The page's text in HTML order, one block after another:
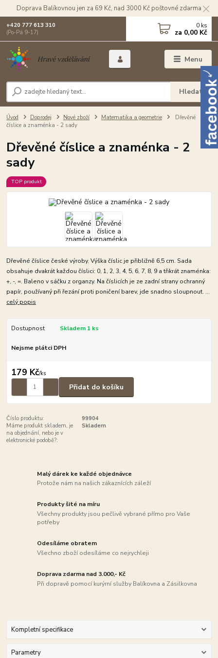
Doprava Balíkovnou jen za 69 Kč, nad 3000 Kč poštovné zdarma
Menu
Hledat
+420 777 613 310
(Po-Pá 9-17)
0 ks
za 0,00 Kč
Úvod Doprodej Nové zboží Matematika a geometrie
Dřevěné
číslice a znaménka - 2 sady
Dřevěné číslice a znaménka - 2
sady
TOP produkt
Dřevěné číslice české výroby. Výška číslic je přibližně 6,5 cm. Sada
obsahuje dvakrát každou číslici: 0, 1, 2, 3, 4, 5, 6, 7, 8, 9 a třikrát znaménka:
+, -, =. Baleno v sáčku z organzy. Na číslicích je ze zadní strany ochranný
papír, používaný při řezání proti poničení barev, jde snadno sloupnout. ...
celý popis
Dostupnost Skladem 1 ks
Nejsme plátci DPH
179 Kč/ks
Přidat do košíku
Číslo produktu:
99904
Máme produkt skladem, je
na objednání, nebo je v
elektronické podobě?:
Skladem
Malý dárek ke každé objednávce
Protože nám na našich zákaznících záleží
Produkty šité na míru
Všechny produkty jsou pečlivě vybrané přímo pro Vaše
potřeby
Odesíláme obratem
Všechno zboží odesíláme co nejrychleji
Doprava zdarma nad 3.000,- Kč
Při dopravě pomocí kurýrní služby Balíkovna a Zásilkovna
Kompletní specifikace
Parametry